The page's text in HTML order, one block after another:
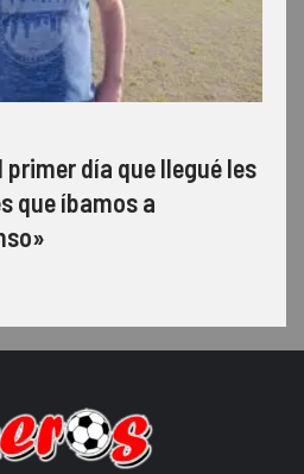
primer día que llegué les
que íbamos a